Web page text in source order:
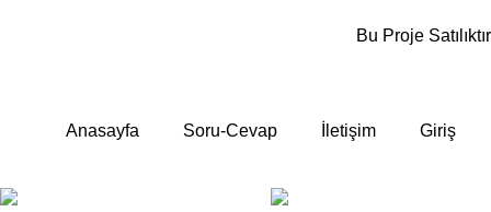
Bu Proje
Anasayfa Soru-Cevap İletişim Giriş